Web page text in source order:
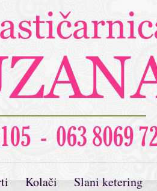
Kolači Slani ketering